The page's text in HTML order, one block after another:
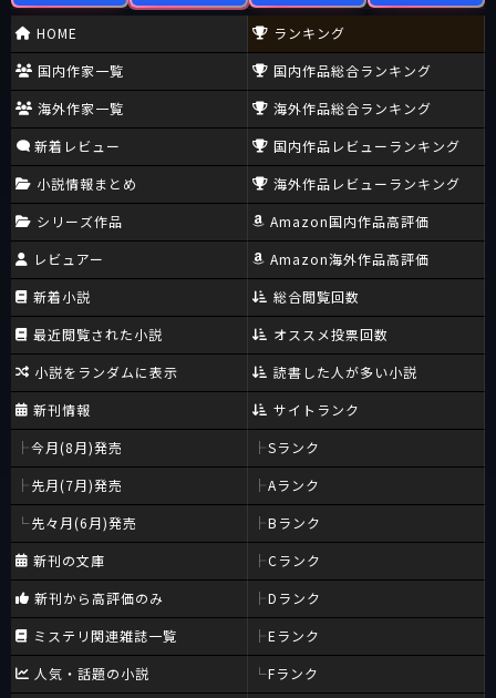
HOME
国内作家一覧
海外作家一覧
新着レビュー
小説情報まとめ
シリーズ作品
レビュアー
新着小説
最近閲覧された小説
小説をランダムに表示
新刊情報
今月(8月)発売
先月(7月)発売
先々月(6月)発売
新刊の文庫
新刊から高評価のみ
ミステリ関連雑誌一覧
人気・話題の小説
ランキング
国内作品総合ランキング
海外作品総合ランキング
国内作品レビューランキング
海外作品レビューランキング
Amazon国内作品高評価
Amazon海外作品高評価
総合閲覧回数
オススメ投票回数
読書した人が多い小説
サイトランク
Sランク
Aランク
Bランク
Cランク
Dランク
Eランク
Fランク